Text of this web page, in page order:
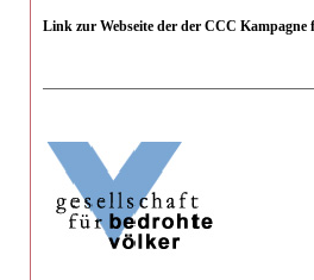
Link zur Webseite der der CCC Kampagne